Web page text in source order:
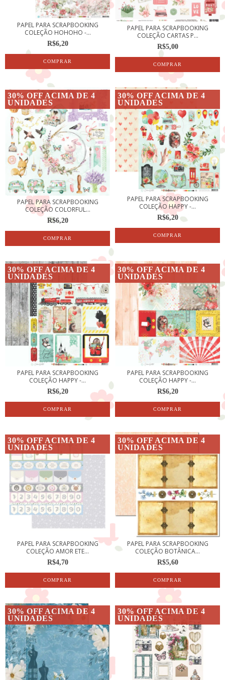
PAPEL PARA SCRAPBOOKING
COLEÇÃO HOHOHO -...
R$6,20
PAPEL PARA SCRAPBOOKING
COLEÇÃO CARTAS P...
R$5,00
30% OFF ACIMA DE 4
UNIDADES
PAPEL PARA SCRAPBOOKING
COLEÇÃO COLORFUL...
R$6,20
30% OFF ACIMA DE 4
UNIDADES
PAPEL PARA SCRAPBOOKING
COLEÇÃO HAPPY -...
R$6,20
30% OFF ACIMA DE 4
UNIDADES
PAPEL PARA SCRAPBOOKING
COLEÇÃO HAPPY -...
R$6,20
30% OFF ACIMA DE 4
UNIDADES
PAPEL PARA SCRAPBOOKING
COLEÇÃO HAPPY -...
R$6,20
30% OFF ACIMA DE 4
UNIDADES
PAPEL PARA SCRAPBOOKING
COLEÇÃO AMOR ETE...
R$4,70
30% OFF ACIMA DE 4
UNIDADES
PAPEL PARA SCRAPBOOKING
COLEÇÃO BOTÂNICA...
R$5,60
30% OFF ACIMA DE 4
UNIDADES
30% OFF ACIMA DE 4
UNIDADES